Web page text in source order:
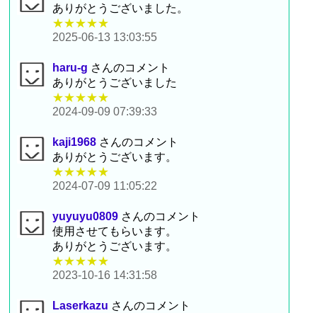
ありがとうございました。
★★★★★
2025-06-13 13:03:55
haru-g さんのコメント
ありがとうございました
★★★★★
2024-09-09 07:39:33
kaji1968 さんのコメント
ありがとうございます。
★★★★★
2024-07-09 11:05:22
yuyuyu0809 さんのコメント
使用させてもらいます。
ありがとうございます。
★★★★★
2023-10-16 14:31:58
Laserkazu さんのコメント